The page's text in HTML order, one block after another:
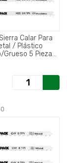
Calar Para
/ Plástico
Grueso 5 Piezas.
58.